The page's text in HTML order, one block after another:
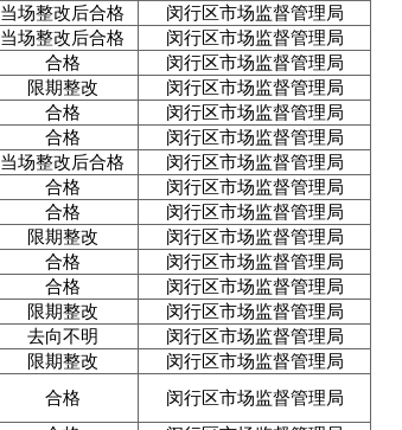
当场整改后合格
闵行区市场监督管理局
当场整改后合格
闵行区市场监督管理局
合格
闵行区市场监督管理局
限期整改
闵行区市场监督管理局
合格
闵行区市场监督管理局
合格
闵行区市场监督管理局
当场整改后合格
闵行区市场监督管理局
合格
闵行区市场监督管理局
合格
闵行区市场监督管理局
限期整改
闵行区市场监督管理局
合格
闵行区市场监督管理局
合格
闵行区市场监督管理局
限期整改
闵行区市场监督管理局
去向不明
闵行区市场监督管理局
限期整改
闵行区市场监督管理局
合格
闵行区市场监督管理局